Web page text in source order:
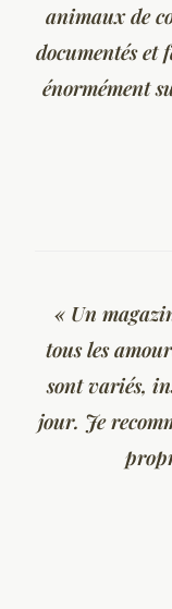
animaux de
documentés
énormément
« Un
tous les
sont variés,
jour. Je